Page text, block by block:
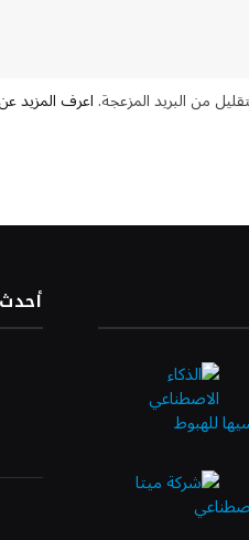
من البريد المزعجة.اعرف المزيد
للهبوط